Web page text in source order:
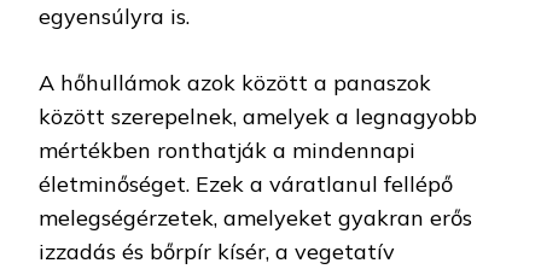
egyensúlyra is.
A hőhullámok azok között a panaszok
között szerepelnek, amelyek a legnagyobb
mértékben ronthatják a mindennapi
életminőséget. Ezek a váratlanul fellépő
melegségérzetek, amelyeket gyakran erős
izzadás és bőrpír kísér, a vegetatív